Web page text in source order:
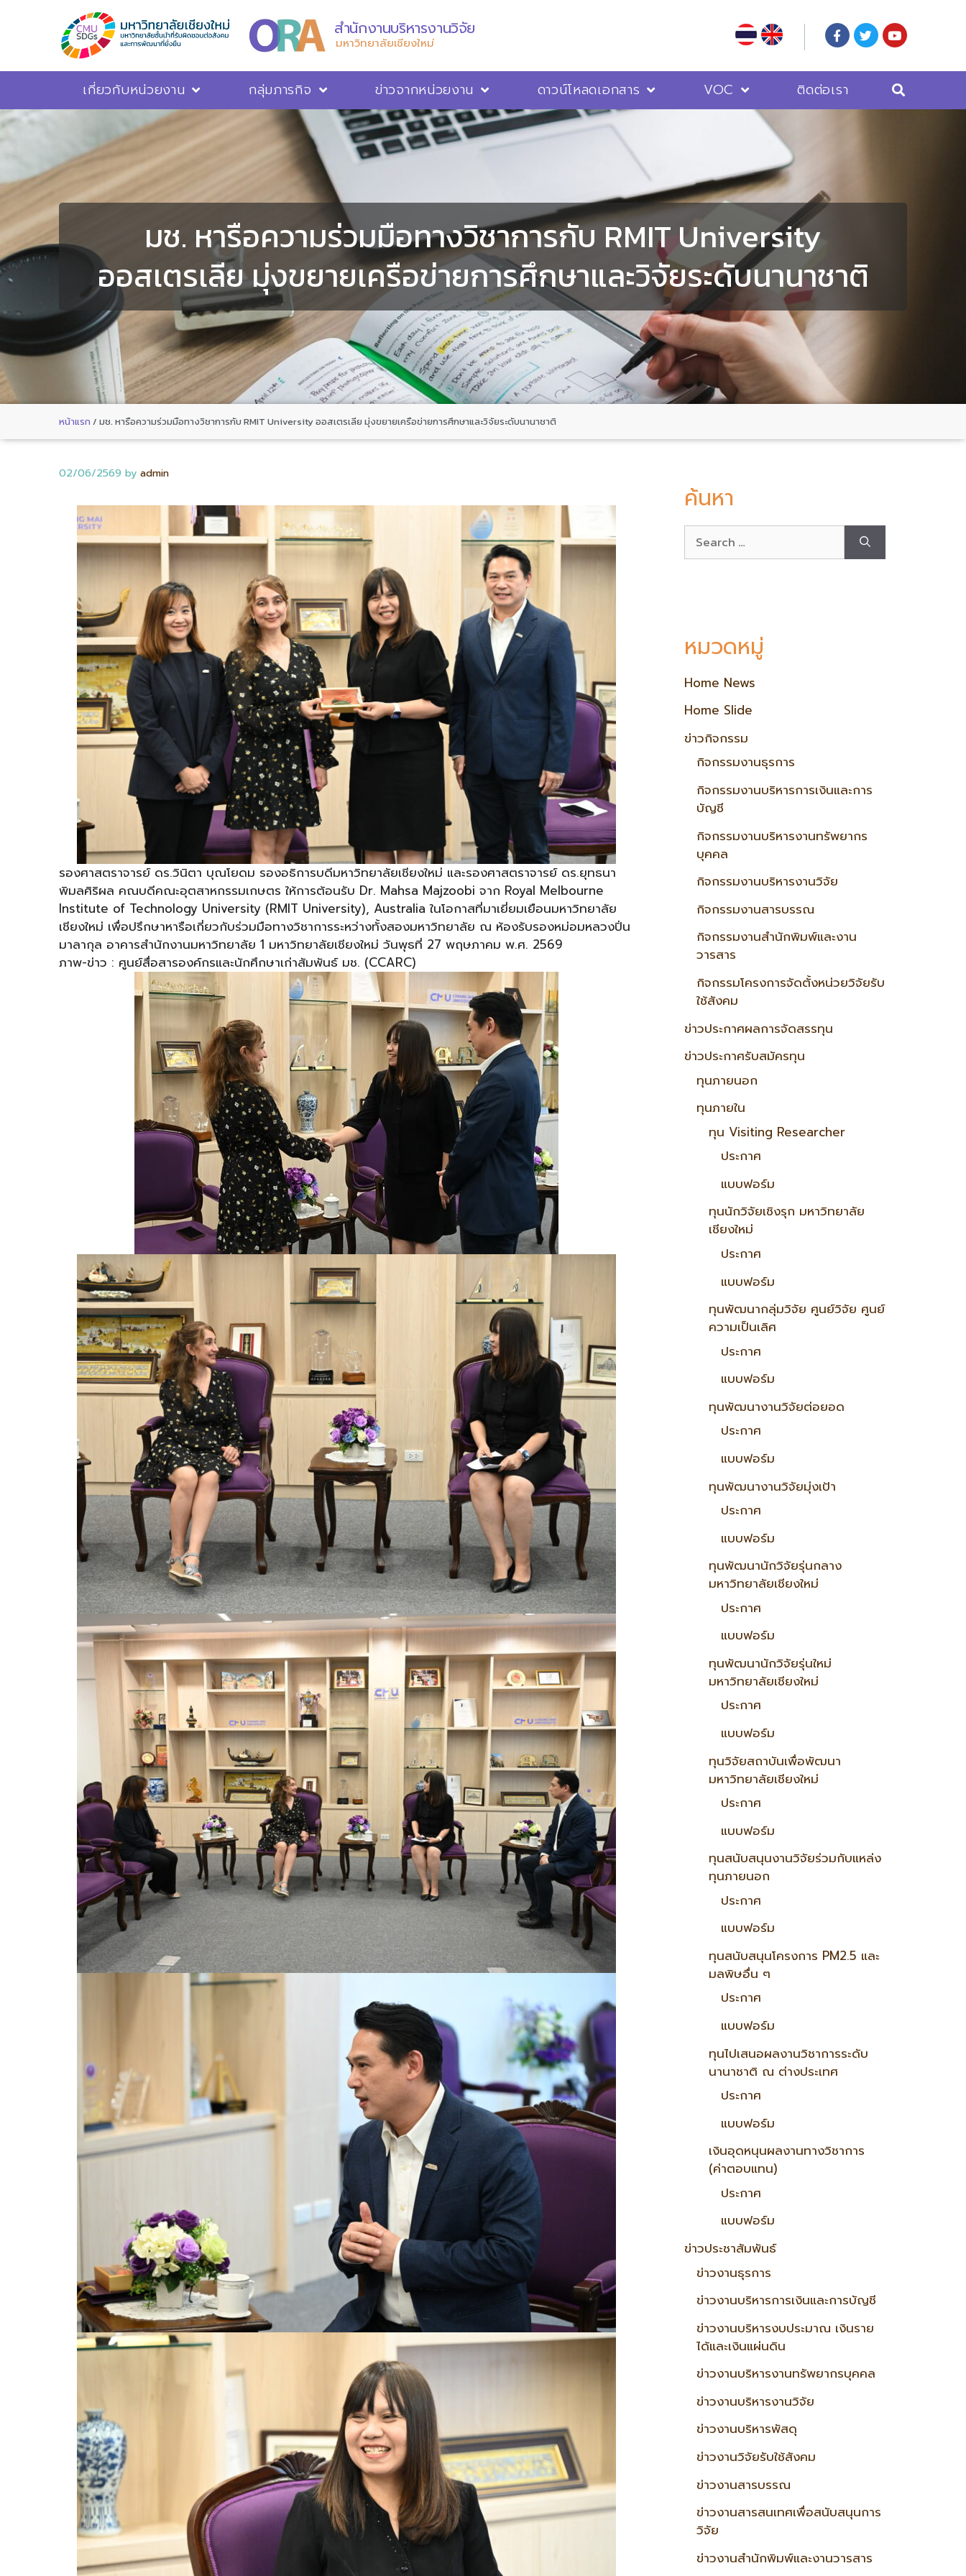
สำนักงานบริหารงานวิจัย
มหาวิทยาลัยเชียงใหม่
เกี่ยวกับหน่วยงาน กลุ่มภารกิจ ข่าวจากหน่วยงาน ดาวน์โหลดเอกสาร VOC ติดต่อเรา
มช. หารือความร่วมมือทางวิชาการกับ RMIT University
ออสเตรเลีย มุ่งขยายเครือข่ายการศึกษาและวิจัยระดับนานาชาติ
หน้าแรก / มช. หารือความร่วมมือทางวิชาการกับ RMIT University ออสเตรเลีย มุ่งขยายเครือข่ายการศึกษาและวิจัยระดับนานาชาติ
02/06/2569 by admin
รองศาสตราจารย์ ดร.วินิตา บุณโยดม รองอธิการบดีมหาวิทยาลัยเชียงใหม่ และรองศาสตราจารย์ ดร.ยุทธนา
พิมลศิริผล คณบดีคณะอุตสาหกรรมเกษตร ให้การต้อนรับ Dr. Mahsa Majzoobi จาก Royal Melbourne
Institute of Technology University (RMIT University), Australia ในโอกาสที่มาเยี่ยมเยือนมหาวิทยาลัย
เชียงใหม่ เพื่อปรึกษาหารือเกี่ยวกับร่วมมือทางวิชาการระหว่างทั้งสองมหาวิทยาลัย ณ ห้องรับรองหม่อมหลวงปิ่น
มาลากุล อาคารสำนักงานมหาวิทยาลัย 1 มหาวิทยาลัยเชียงใหม่ วันพุธที่ 27 พฤษภาคม พ.ศ. 2569
ภาพ-ข่าว : ศูนย์สื่อสารองค์กรและนักศึกษาเก่าสัมพันธ์ มช. (CCARC)
ค้นหา
หมวดหมู่
Home News
Home Slide
ข่าวกิจกรรม
กิจกรรมงานธุรการ
กิจกรรมงานบริหารการเงินและการ
บัญชี
กิจกรรมงานบริหารงานทรัพยากร
บุคคล
กิจกรรมงานบริหารงานวิจัย
กิจกรรมงานสารบรรณ
กิจกรรมงานสำนักพิมพ์และงาน
วารสาร
กิจกรรมโครงการจัดตั้งหน่วยวิจัยรับ
ใช้สังคม
ข่าวประกาศผลการจัดสรรทุน
ข่าวประกาศรับสมัครทุน
ทุนภายนอก
ทุนภายใน
ทุน Visiting Researcher
ประกาศ
แบบฟอร์ม
ทุนนักวิจัยเชิงรุก มหาวิทยาลัย
เชียงใหม่
ประกาศ
แบบฟอร์ม
ทุนพัฒนากลุ่มวิจัย ศูนย์วิจัย ศูนย์
ความเป็นเลิศ
ประกาศ
แบบฟอร์ม
ทุนพัฒนางานวิจัยต่อยอด
ประกาศ
แบบฟอร์ม
ทุนพัฒนางานวิจัยมุ่งเป้า
ประกาศ
แบบฟอร์ม
ทุนพัฒนานักวิจัยรุ่นกลาง
มหาวิทยาลัยเชียงใหม่
ประกาศ
แบบฟอร์ม
ทุนพัฒนานักวิจัยรุ่นใหม่
มหาวิทยาลัยเชียงใหม่
ประกาศ
แบบฟอร์ม
ทุนวิจัยสถาบันเพื่อพัฒนา
มหาวิทยาลัยเชียงใหม่
ประกาศ
แบบฟอร์ม
ทุนสนับสนุนงานวิจัยร่วมกับแหล่ง
ทุนภายนอก
ประกาศ
แบบฟอร์ม
ทุนสนับสนุนโครงการ PM2.5 และ
มลพิษอื่น ๆ
ประกาศ
แบบฟอร์ม
ทุนไปเสนอผลงานวิชาการระดับ
นานาชาติ ณ ต่างประเทศ
ประกาศ
แบบฟอร์ม
เงินอุดหนุนผลงานทางวิชาการ
(ค่าตอบแทน)
ประกาศ
แบบฟอร์ม
ข่าวประชาสัมพันธ์
ข่าวงานธุรการ
ข่าวงานบริหารการเงินและการบัญชี
ข่าวงานบริหารงบประมาณ เงินราย
ได้และเงินแผ่นดิน
ข่าวงานบริหารงานทรัพยากรบุคคล
ข่าวงานบริหารงานวิจัย
ข่าวงานบริหารพัสดุ
ข่าวงานวิจัยรับใช้สังคม
ข่าวงานสารบรรณ
ข่าวงานสารสนเทศเพื่อสนับสนุนการ
วิจัย
ข่าวงานสำนักพิมพ์และงานวารสาร